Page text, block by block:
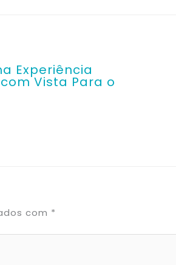
Experiência
Vista Para o
com *